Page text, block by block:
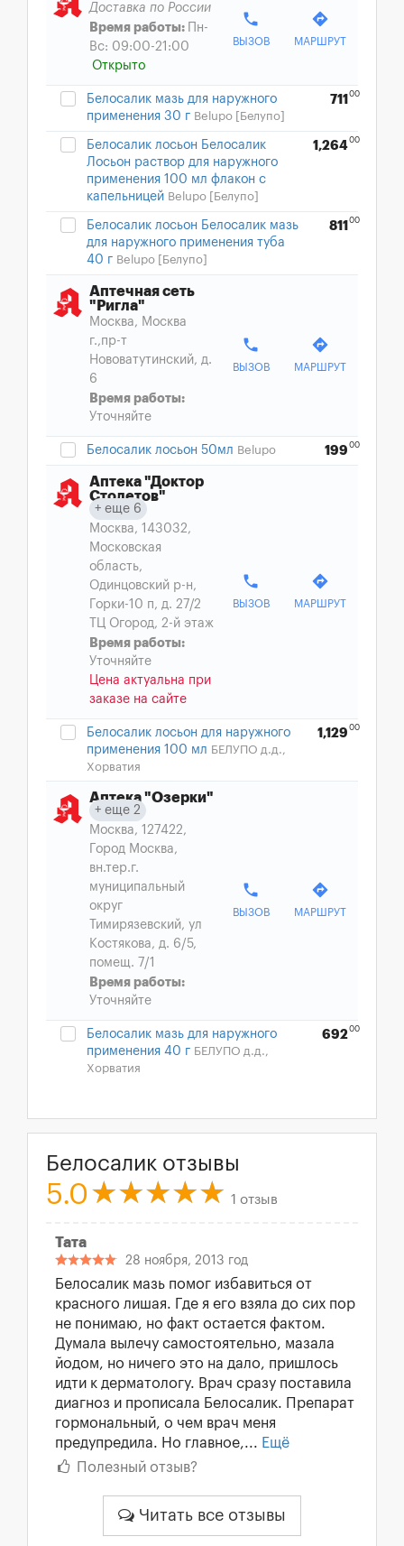
Доставка по России
Время работы:
Пн-
Вс: 09:00-21:00
Открыто
phone
ВЫЗОВ
directions
МАРШРУТ
Белосалик мазь для наружного
применения 30 г Belupo [Белупо]
711 00
Белосалик лосьон Белосалик
Лосьон раствор для наружного
применения 100 мл флакон с
капельницей Belupo [Белупо]
1,26400
Белосалик лосьон Белосалик мазь
для наружного применения туба
40 г Belupo [Белупо]
811 00
Аптечная сеть
"Ригла"
Москва, Москва
г.,пр-т
Нововатутинский, д.
6
Время работы:
Уточняйте
phone
ВЫЗОВ
directions
МАРШРУТ
Белосалик лосьон 50мл Belupo 199 00
Аптека "Доктор
Столетов"
еще 6
Москва, 143032,
Московская
область,
Одинцовский р-н,
Горки-10 п, д. 27/2
ТЦ Огород, 2-й этаж
Время работы:
Уточняйте
Цена актуальна при
заказе на сайте
phone
ВЫЗОВ
directions
МАРШРУТ
Белосалик лосьон для наружного
применения 100 мл БЕЛУПО д.д.,
Хорватия
1,129 00
Аптека "Озерки"
еще 2
Москва, 127422,
Город Москва,
вн.тер.г.
муниципальный
округ
Тимирязевский, ул
Костякова, д. 6/5,
помещ. 7/1
Время работы:
Уточняйте
phone
ВЫЗОВ
directions
МАРШРУТ
Белосалик мазь для наружного
применения 40 г БЕЛУПО д.д.,
Хорватия
69200
Белосалик отзывы
5.0 1 отзыв
Тата
28 ноября, 2013 год
Белосалик мазь помог избавиться от
красного лишая. Где я его взяла до сих пор
не понимаю, но факт остается фактом.
Думала вылечу самостоятельно, мазала
йодом, но ничего это на дало, пришлось
идти к дерматологу. Врач сразу поставила
диагноз и прописала Белосалик. Препарат
гормональный, о чем врач меня
предупредила. Но главное,... Ещё
Полезный отзыв?
Читать все отзывы